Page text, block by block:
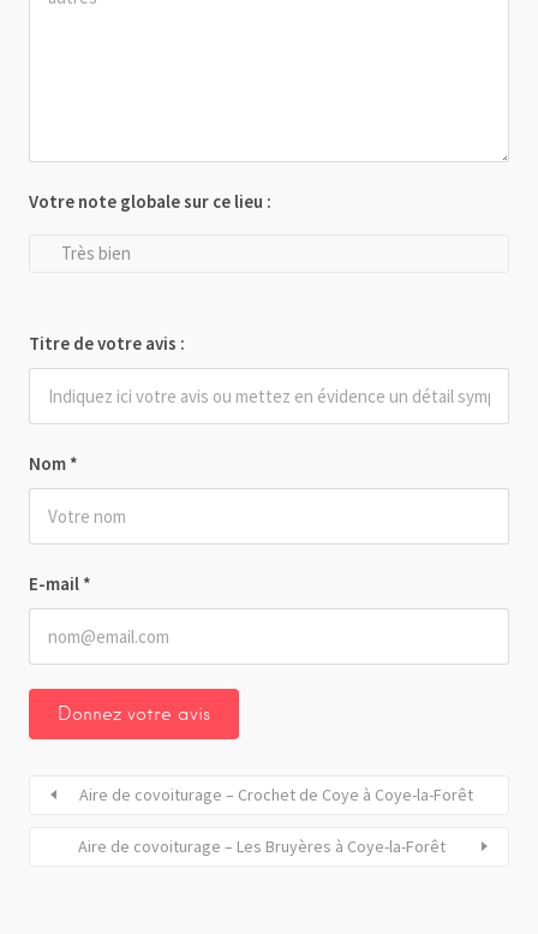
Nom *
E-mail *
Votre note globale sur ce lieu :
Très bien
Titre de votre avis :
Aire de covoiturage – Crochet de Coye à Coye-la-Forêt
Aire de covoiturage – Les Bruyères à Coye-la-Forêt